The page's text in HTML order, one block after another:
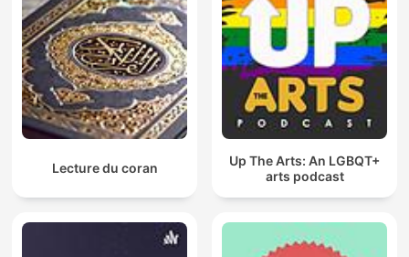
Lecture du coran
Up The Arts: An LGBQT+
arts podcast